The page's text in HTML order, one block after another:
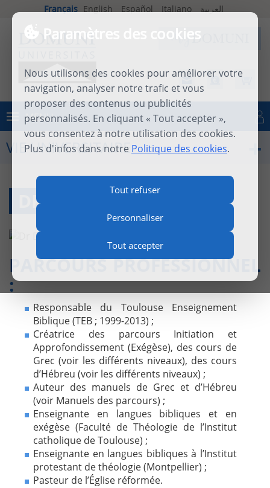
Paramètres des cookies
Nous utilisons des cookies pour améliorer votre
navigation, analyser notre trafic et vous
proposer des contenus ou publicités
personnalisés. En cliquant « Tout accepter »,
vous consentez à notre utilisation des cookies.
Plus d'infos dans notre Politique des cookies.
Tout refuser
Personnaliser
Tout accepter
Français English Español Italiano العربية
MENU Se connecter
VIE UNIVERSITAIRE
DR DANIELLE ELLUL
PARCOURS PROFESSIONNEL
:
Responsable du Toulouse Enseignement
Biblique (TEB ; 1999-2013) ;
Créatrice des parcours Initiation et
Approfondissement (Exégèse), des cours de
Grec (voir les différents niveaux), des cours
d’Hébreu (voir les différents niveaux) ;
Auteur des manuels de Grec et d’Hébreu
(voir Manuels des parcours) ;
Enseignante en langues bibliques et en
exégèse (Faculté de Théologie de l’Institut
catholique de Toulouse) ;
Enseignante en langues bibliques à l’Institut
protestant de théologie (Montpellier) ;
Pasteur de l’Église réformée.